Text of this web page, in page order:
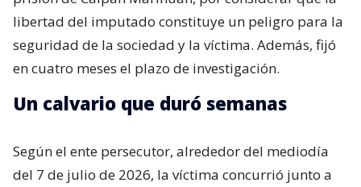
libertad del imputado constituye un peligro para la
seguridad de la sociedad y la víctima. Además, fijó
en cuatro meses el plazo de investigación.
Un calvario que duró semanas
Según el ente persecutor, alrededor del mediodía
del 7 de julio de 2026, la víctima concurrió junto a